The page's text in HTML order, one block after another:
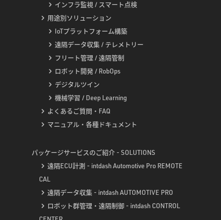
インフラ監視 / スマート点検
用途別ソリューション
IoTプラットフォーム構築
遠隔データ収集 / テレメトリー
フリート管理 / 遠隔管制
ロボット開発 / RobOps
デジタルツイン
機械学習 / Deep Learning
よくあるご質問・FAQ
マニュアル・各種ドキュメント
パッケージサービスのご紹介 - SOLUTIONS
遠隔ECU計測 - intdash Automotive Pro REMOTE
CAL
遠隔データ収集 - intdash AUTOMOTIVE PRO
ロボット群管理・遠隔制御 - intdash CONTROL